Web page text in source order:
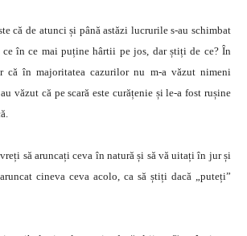
că de atunci și până astăzi lucrurile s-au schimbat
în ce mai puține hârtii pe jos, dar știți de ce? În
că în majoritatea cazurilor nu m-a văzut nimeni
văzut că pe scară este curățenie și le-a fost rușine
să aruncați ceva în natură și să vă uitați în jur și
cineva ceva acolo, ca să știți dacă „puteți”